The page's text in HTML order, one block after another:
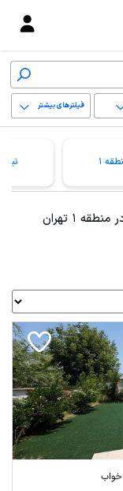
فیلترهای بیشتر
پاک کردن محدوده
1
1 تهران